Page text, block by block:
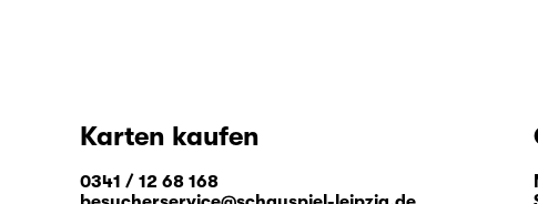
Karten kaufen
0341 / 12 68 168